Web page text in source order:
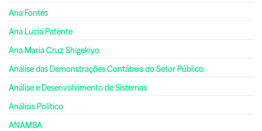
Ana Fontes
Ana Lucia Patente
Ana Maria Cruz Shigekiyo
Análise das Demonstrações Contábeis do Setor Público
Análise e Desenvolvimento de Sistemas
Análisis Político
ANAMBA